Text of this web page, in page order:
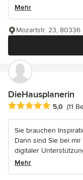
Mehr
Mozartstr. 23, 80336
DieHausplanerin
Durchschnittliche
5,0 (11
Sie brauchen
Dann sind Sie bei
digitaler
Mehr